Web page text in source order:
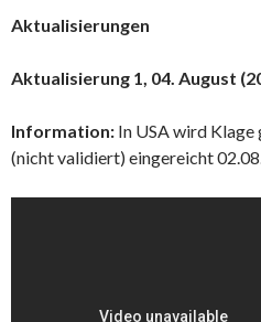
Aktualisierungen
Aktualisierung 1, 04. August
Information: In USA wird Klage
(nicht validiert) eingereicht